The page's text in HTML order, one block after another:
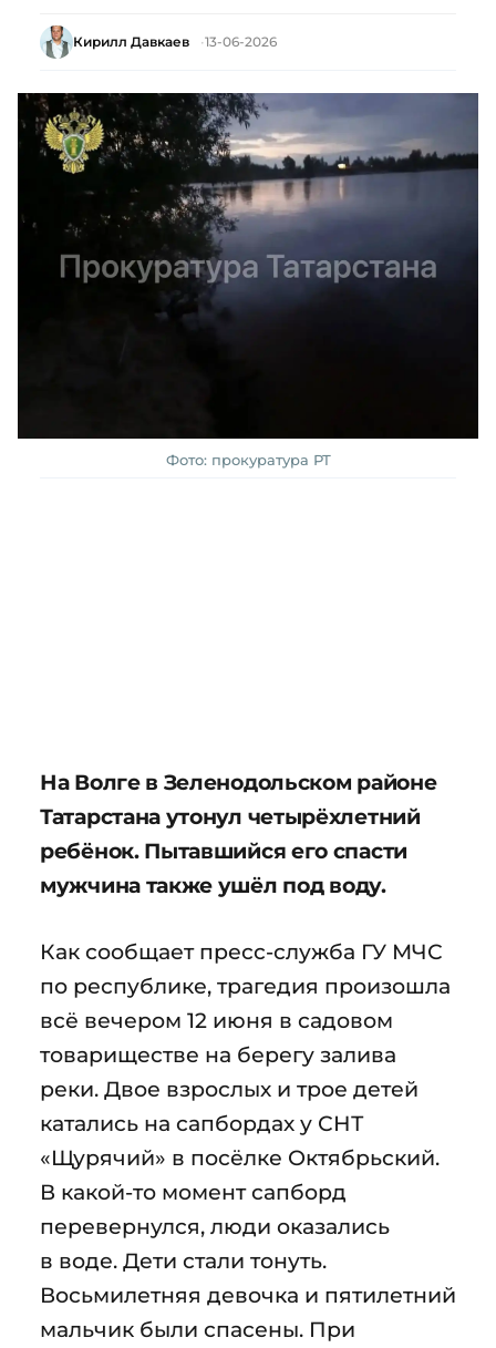
Кирилл Давкаев 13-06-2026
Фото: прокуратура РТ
На Волге в Зеленодольском районе
Татарстана утонул четырёхлетний
ребёнок. Пытавшийся его спасти
мужчина также ушёл под воду.
Как сообщает пресс-служба ГУ МЧС
по республике, трагедия произошла
всё вечером 12 июня в садовом
товариществе на берегу залива
реки. Двое взрослых и трое детей
катались на сапбордах у СНТ
«Щурячий» в посёлке Октябрьский.
В какой-то момент сапборд
перевернулся, люди оказались
в воде. Дети стали тонуть.
‎Восьмилетняя девочка и пятилетний
мальчик были спасены. ‎При